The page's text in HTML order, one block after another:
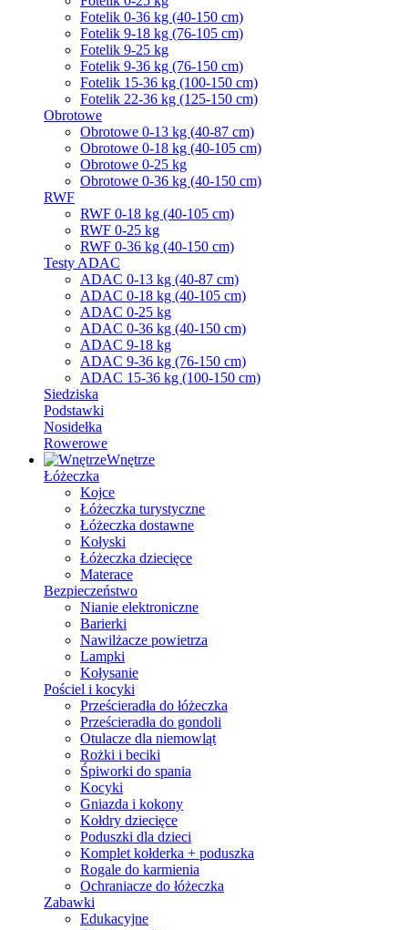
Fotelik 0-36 kg (40-150 cm)
Fotelik 9-18 kg (76-105 cm)
Fotelik 9-25 kg
Fotelik 9-36 kg (76-150 cm)
Fotelik 15-36 kg (100-150 cm)
Fotelik 22-36 kg (125-150 cm)
Obrotowe
Obrotowe 0-13 kg (40-87 cm)
Obrotowe 0-18 kg (40-105 cm)
Obrotowe 0-25 kg
Obrotowe 0-36 kg (40-150 cm)
RWF
RWF 0-18 kg (40-105 cm)
RWF 0-25 kg
RWF 0-36 kg (40-150 cm)
Testy ADAC
ADAC 0-13 kg (40-87 cm)
ADAC 0-18 kg (40-105 cm)
ADAC 0-25 kg
ADAC 0-36 kg (40-150 cm)
ADAC 9-18 kg
ADAC 9-36 kg (76-150 cm)
ADAC 15-36 kg (100-150 cm)
Siedziska
Podstawki
Nosidełka
Rowerowe
Wnętrze
Łóżeczka
Kojce
Łóżeczka turystyczne
Łóżeczka dostawne
Kołyski
Łóżeczka dziecięce
Materace
Bezpieczeństwo
Nianie elektroniczne
Barierki
Nawilżacze powietrza
Lampki
Kołysanie
Pościel i kocyki
Prześcieradła do łóżeczka
Prześcieradła do gondoli
Otulacze dla niemowląt
Rożki i beciki
Śpiworki do spania
Kocyki
Gniazda i kokony
Kołdry dziecięce
Poduszki dla dzieci
Komplet kołderka + poduszka
Rogale do karmienia
Ochraniacze do łóżeczka
Zabawki
Edukacyjne